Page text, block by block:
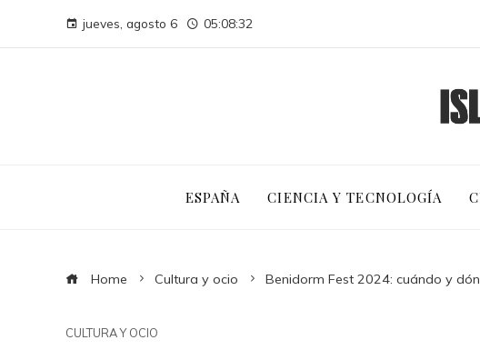
jueves, agosto 6 05:08:33
ESPAÑA CIENCIA Y TECNOLOGÍA
Home Cultura y ocio Benidorm Fest 2024: cuándo y
CULTURA Y OCIO